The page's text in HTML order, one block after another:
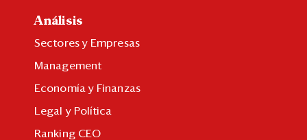
Análisis
Sectores y Empresas
Management
Economía y Finanzas
Legal y Política
Ranking CEO